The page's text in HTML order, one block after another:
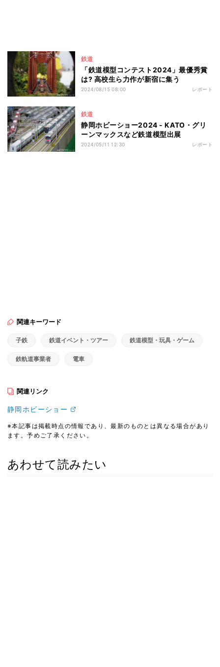
鉄道
「鉄道模型コンテスト2024」最優秀賞
は? 高校生ら力作が新宿に集う
2024/08/15 08:00 レポート
鉄道
静岡ホビーショー2024 - KATO・グリ
ーンマックスなど鉄道模型出展
2024/05/11 12:30 レポート
関連キーワード
子鉄 鉄道イベント・ツアー 鉄道模型・玩具・ゲーム
鉄軌道事業者 電車
関連リンク
静岡ホビーショー
※本記事は掲載時点の情報であり、最新のものとは異なる場合があり
ます。予めご了承ください。
あわせて読みたい